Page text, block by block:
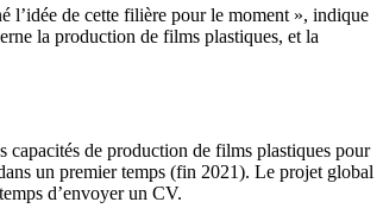
l’idée de cette filière pour le moment », indique
la production de films plastiques, et la
capacités de production de films plastiques pour
un premier temps (fin 2021). Le projet global
d’envoyer un CV.